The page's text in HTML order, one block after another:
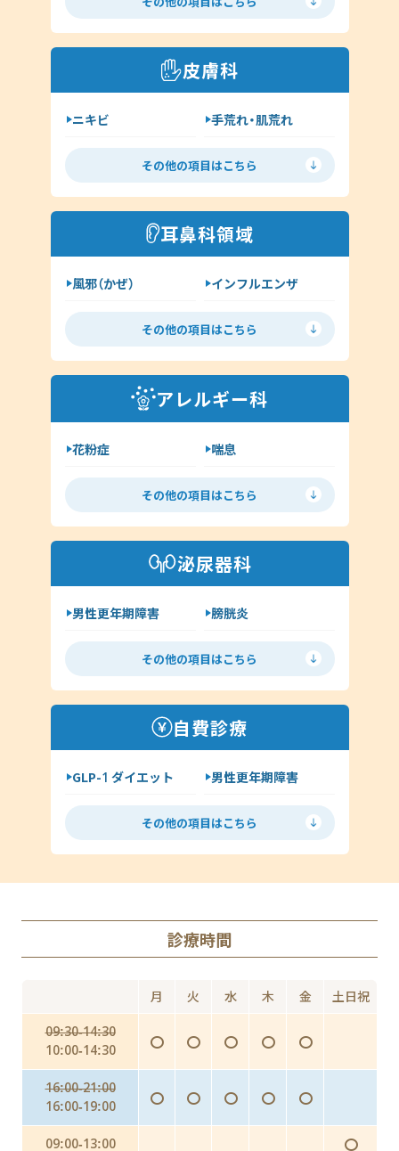
喘息
高血圧
咳喘息
消化器内科
呼吸器内科
新型コロナウイルス感染症
皮膚科
ニキビ
手荒れ・肌荒れ
じんましん
水虫
ヘルペス
帯状疱疹
イボ（尋常性疣贅:ゆうぜい）
しみ・肝斑
ハイドロキノン
その他（皮膚科）
その他の項目はこちら
耳鼻科領域
風邪（かぜ）
インフルエンザ
扁桃炎
花粉症
舌下免疫療法
中耳炎
クラミジア
その他（耳鼻科領域）
その他の項目はこちら
アレルギー科
花粉症
喘息
舌下免疫療法
アレルギー検査
手荒れ・肌荒れ
じんましん
その他（アレルギー科）
その他の項目はこちら
泌尿器科
男性更年期障害
膀胱炎
尿道炎
亀頭包皮炎
性病の種類について
ヘルペス
クラミジア
梅毒
尖圭コンジローマ
マイコプラズマ・ウレアプラズマ
その他の項目はこちら
自費診療
GLP-1 ダイエット
男性更年期障害
低用量ピル
ミニピル
月経移動
アフターピル
Doxy PEP（ドキシペップ）
インフルエンザ予防投与（予防内服）
インフルエンザワクチンの予防接種
その他の項目はこちら
診療時間
月 火 水 木 金 土日祝
09:30-14:30
10:00-14:30
〇 〇 〇 〇 〇
16:00-21:00
16:00-19:00
〇 〇 〇 〇 〇
09:00-13:00 〇